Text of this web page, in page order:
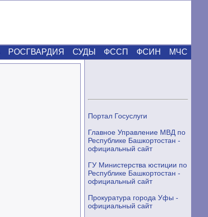
РОСГВАРДИЯ СУДЫ ФССП ФСИН МЧС
Портал Госуслуги
Главное Управление МВД по
Республике Башкортостан -
официальный сайт
ГУ Министерства юстиции по
Республике Башкортостан -
официальный сайт
Прокуратура города Уфы -
официальный сайт